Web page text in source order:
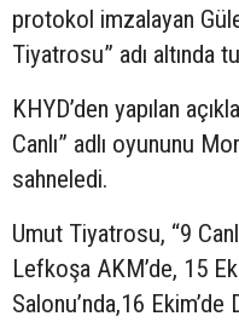
protokol imzalayan
Tiyatrosu” adı altında
KHYD’den yapılan
Canlı” adlı oyununu
sahneledi.
Umut Tiyatrosu, “9
Lefkoşa AKM’de, 15
Salonu’nda,16